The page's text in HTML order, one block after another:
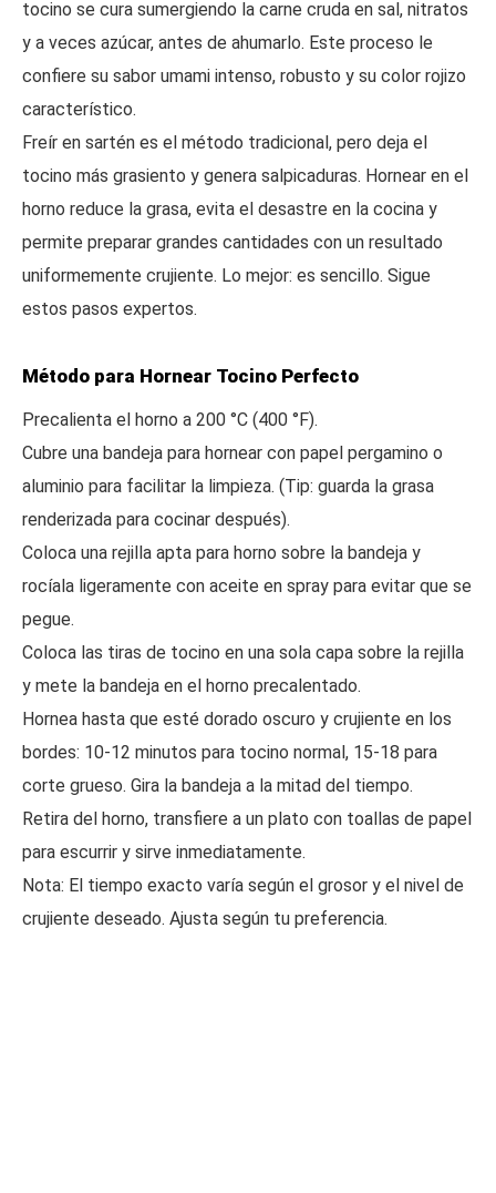
tocino se cura sumergiendo la carne cruda en sal, nitratos
y a veces azúcar, antes de ahumarlo. Este proceso le
confiere su sabor umami intenso, robusto y su color rojizo
característico.
Freír en sartén es el método tradicional, pero deja el
tocino más grasiento y genera salpicaduras. Hornear en el
horno reduce la grasa, evita el desastre en la cocina y
permite preparar grandes cantidades con un resultado
uniformemente crujiente. Lo mejor: es sencillo. Sigue
estos pasos expertos.
Método para Hornear Tocino Perfecto
Precalienta el horno a 200 °C (400 °F).
Cubre una bandeja para hornear con papel pergamino o
aluminio para facilitar la limpieza. (Tip: guarda la grasa
renderizada para cocinar después).
Coloca una rejilla apta para horno sobre la bandeja y
rocíala ligeramente con aceite en spray para evitar que se
pegue.
Coloca las tiras de tocino en una sola capa sobre la rejilla
y mete la bandeja en el horno precalentado.
Hornea hasta que esté dorado oscuro y crujiente en los
bordes: 10-12 minutos para tocino normal, 15-18 para
corte grueso. Gira la bandeja a la mitad del tiempo.
Retira del horno, transfiere a un plato con toallas de papel
para escurrir y sirve inmediatamente.
Nota: El tiempo exacto varía según el grosor y el nivel de
crujiente deseado. Ajusta según tu preferencia.